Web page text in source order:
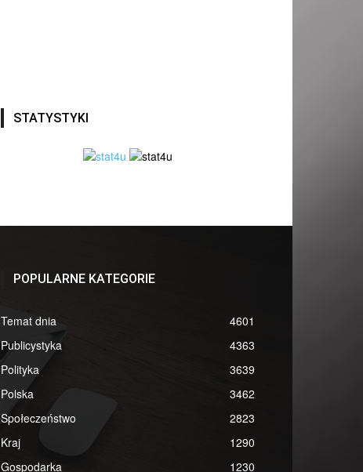
STATYSTYKI
POPULARNE KATEGORIE
Temat dnia
4601
Publicystyka
4363
Polityka
3639
Polska
3462
Społeczeństwo
2823
Kraj
1290
Gospodarka
1230